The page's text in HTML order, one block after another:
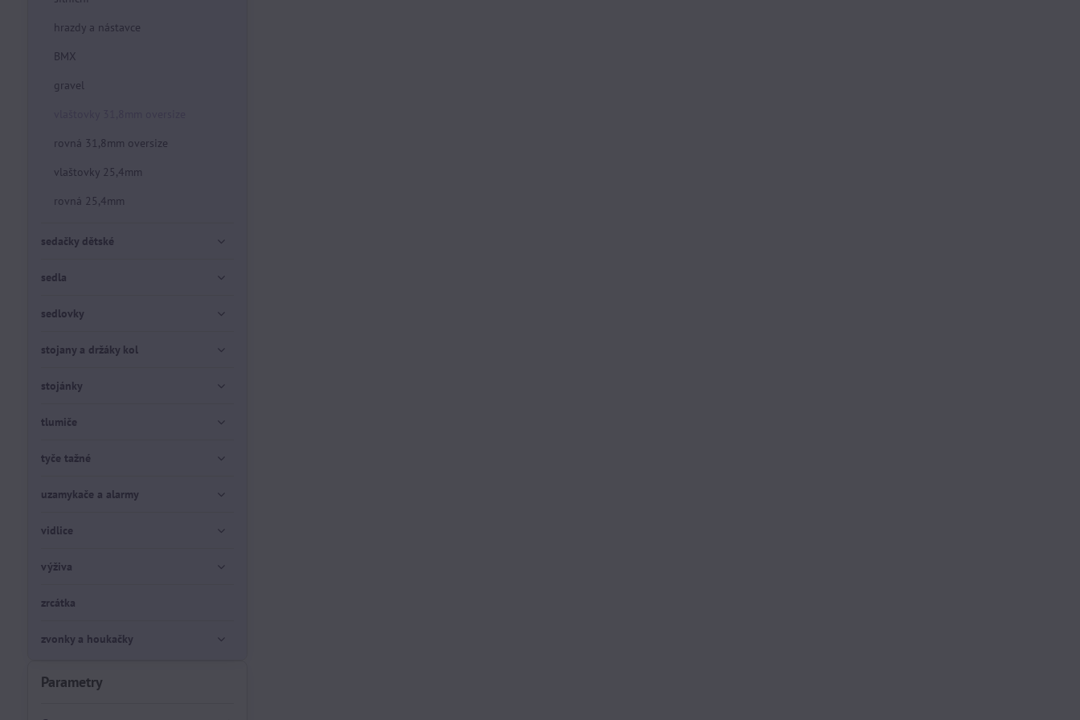
Parametry
hrazdy a nástavce
BMX
gravel
rovná 31,8mm oversize
vlaštovky 25,4mm
rovná 25,4mm
sedačky dětské
sedla
sedlovky
stojany a držáky kol
stojánky
tlumiče
tyče tažné
uzamykače a alarmy
vidlice
výživa
zrcátka
zvonky a houkačky